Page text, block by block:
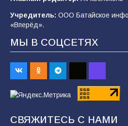
«Слухи — не указ»: почему
71 07.08.2026
Командовал боем до
Евгений Остапенко
Учредитель: ООО Батайское
«Вперёд».
МЫ В СОЦСЕТЯХ
СВЯЖИТЕСЬ С НАМИ